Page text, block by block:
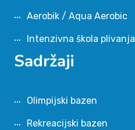
Aerobik / Aqua Aerobic
Intenzivna škola plivanja
Sadržaji
Olimpijski bazen
Rekreacijski bazen